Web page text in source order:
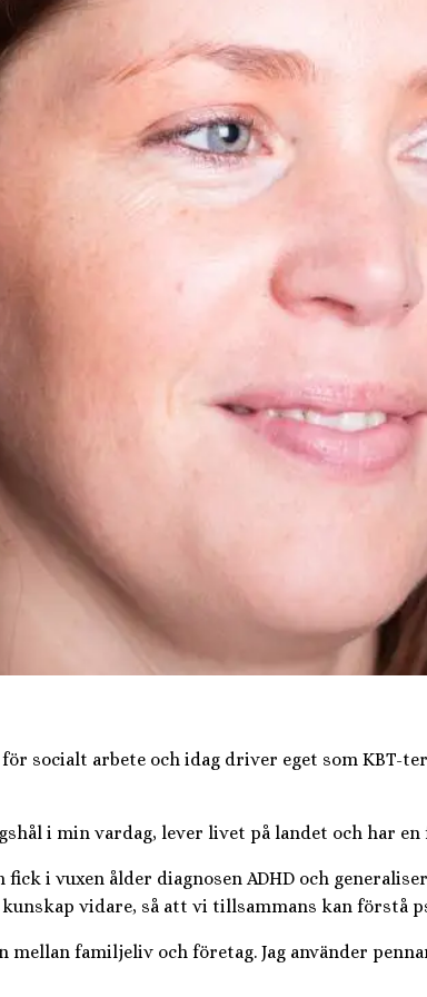
socialt arbete och idag driver eget som KBT-
i min vardag, lever livet på landet och har
i vuxen ålder diagnosen ADHD och
vidare, så att vi tillsammans kan förstå
mellan familjeliv och företag. Jag använder